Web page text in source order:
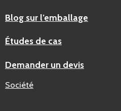
Blog sur l’emballage
Études de cas
Demander un devis
Société